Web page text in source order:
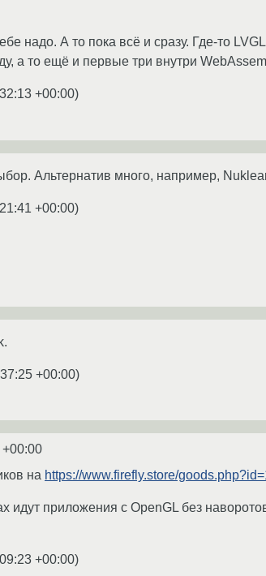
надо. А то пока всё и сразу. Где-то
а то ещё и первые три внутри
+00:00)
Альтернатив много, например,
+00:00)
+00:00)
на https://www.firefly.store/
приложения с OpenGL без
+00:00)